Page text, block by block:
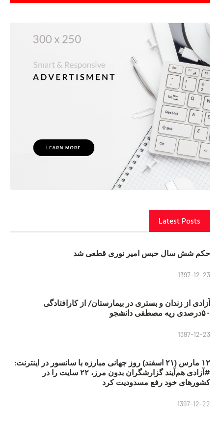
Latest Posts
حکم شش سال حبس امیر نوری قطعی شد
1397-12-23
آزادی از زندان و بستری در بیمارستان/ از کارافتادگی
۵۰درصدی ریه مصطفی دانشجو
1397-12-23
۱۲ مارس (۲۱ اسفند) روز جهانی مبارزه با سانسور در اینترنت:
#آزادی هم‌آیند گزارشگران‌ بدون مرز، ۲۲ سایت را در
کشورهای خود رفع مسدودیت کرد
1397-12-22